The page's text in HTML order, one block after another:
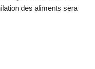
des aliments sera